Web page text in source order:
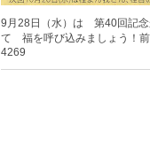
9月28日（水）は 第40回記
て 福を呼び込みましょう
4269